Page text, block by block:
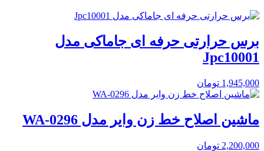
برس حرارتی حرفه ای جاماکی مدل
Jpc10001
1,945,000 تومان
ماشین اصلاح خط زن وایر مدل WA-0296
2,200,000 تومان